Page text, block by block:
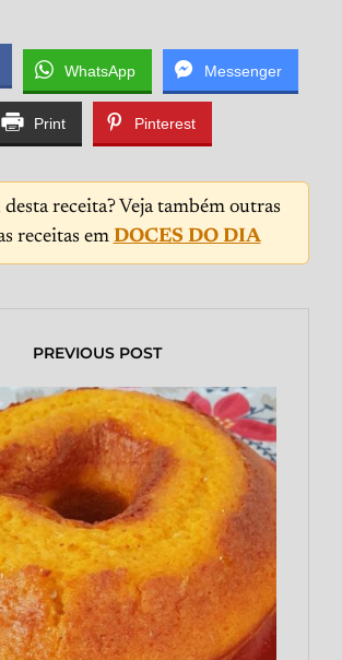
WhatsApp Messenger
Print Pinterest
receita? Veja também outras
receitas em DOCES DO DIA
PREVIOUS POST